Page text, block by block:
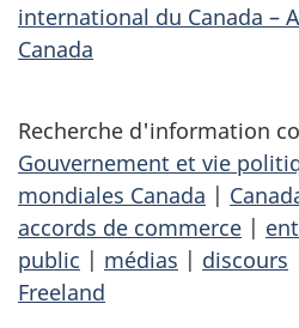
international du Canada –
Canada
Recherche d'information
Gouvernement et vie
mondiales Canada |
accords de commerce |
public | médias | discours
Freeland